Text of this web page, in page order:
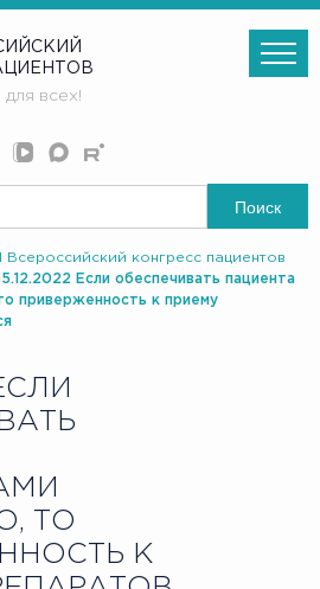
всех!
Поиск
Всероссийский конгресс пациентов
Если обеспечивать пациента
приверженность к приему
ТО
К